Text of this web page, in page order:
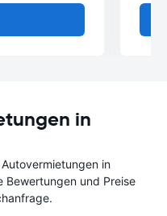
in
in
Bewertungen und Preise